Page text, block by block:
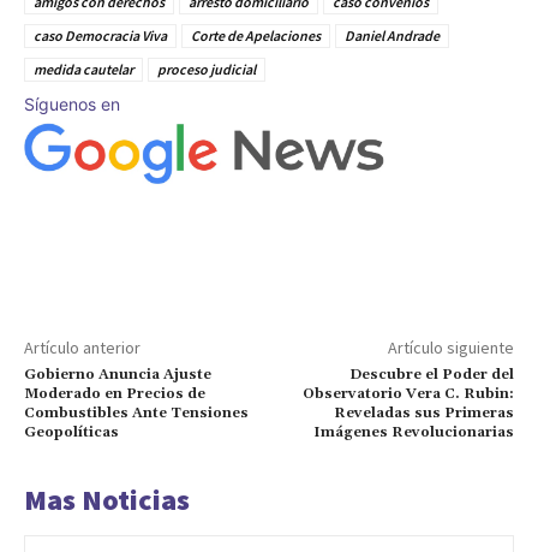
caso Democracia Viva
Corte de Apelaciones
Daniel Andrade
medida cautelar
proceso judicial
Síguenos en
Artículo anterior
Gobierno Anuncia Ajuste
Moderado en Precios de
Combustibles Ante Tensiones
Geopolíticas
Artículo siguiente
Descubre el Poder del
Observatorio Vera C. Rubin:
Reveladas sus Primeras
Imágenes Revolucionarias
Mas Noticias